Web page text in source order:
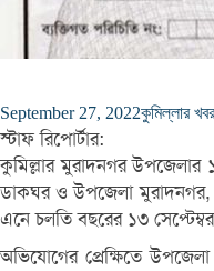
September 27, 2022কুমিল্লার খবর
স্টাফ রিপোর্টার:
কুমিল্লার মুরাদনগর
ডাকঘর ও উপজেলা মুরাদনগর,
এনে চলতি বছরের ১৩
অভিযোগের প্রেক্ষিতে উপজেলা